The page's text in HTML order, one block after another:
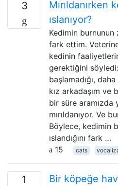
3
ıslanıyor?
Kedimin burnunun
fark ettim.
kedinin
gerektiğini
başlamadığı,
kız arkadaşım ve
bir süre aramızda
mırıldanıyor. Ve
Böylece, kedimin
ıslandığını fark …
15
cats
1
Bir köpeğe